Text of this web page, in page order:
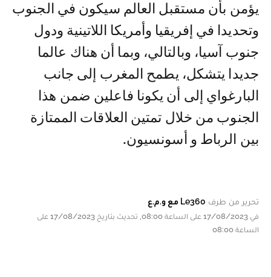
يؤمن بأن مستقبل العالم سيكون في الجنوب
وتحديدا في إفريقيا وأمريكا اللاتينية ودول
جنوب آسيا، وبالتالي، وبما أن هناك عالما
جديدا يتشكل، يطمح المغرب إلى جانب
البارغواي إلى أن يكونا فاعلين ضمن هذا
الجنوب من خلال تمتين العلاقات الممتازة
بين الرباط و أسونسيون.
تحرير من طرف Le360 مع و.م.ع
في 17/08/2023 على الساعة 08:00, تحديث بتاريخ 17/08/2023 على
الساعة 08:00